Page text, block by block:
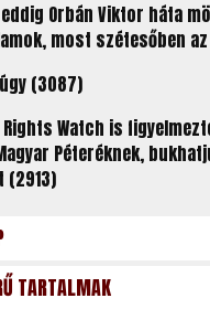
Orbán Viktor háta
most szétesőben
(3087)
Rights Watch is
Péteréknek,
(2913)
TARTALMAK